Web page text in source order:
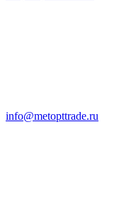
info@metopttrade.ru